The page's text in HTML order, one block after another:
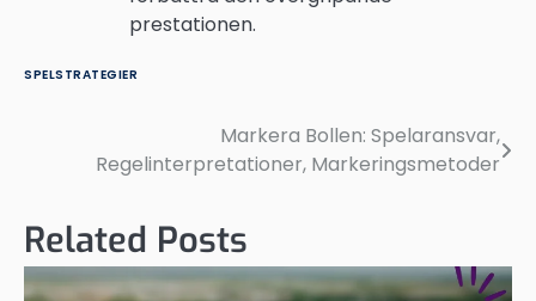
prestationen.
SPELSTRATEGIER
navigation
Markera Bollen: Spelaransvar,
Regelinterpretationer, Markeringsmetoder
Related Posts